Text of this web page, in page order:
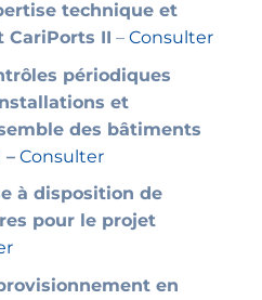
technique et
CariPorts II – Consulter
périodiques
et
des bâtiments
– Consulter
à disposition de
pour le projet
en